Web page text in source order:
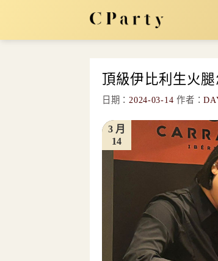
content
頂級伊比利生火
日期： 2024-03-14 作者：
14
3 月